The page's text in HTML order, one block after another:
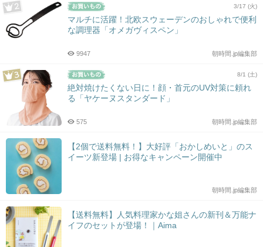
3/17 (火)
マルチに活躍！北欧スウェーデンのおしゃれで便利
な調理器「オメガヴィスペン」
朝時間.jp編集部
9947
8/1 (土)
絶対焼けたくない日に！顔・首元のUV対策に頼れ
る「ヤケーヌスタンダード」
朝時間.jp編集部
575
【2個で送料無料！】大好評「おかしめいと」のス
イーツ新登場 | お得なキャンペーン開催中
朝時間.jp編集部
【送料無料】人気料理家かな姐さんの新刊＆万能ナ
イフのセットが登場！｜Aima